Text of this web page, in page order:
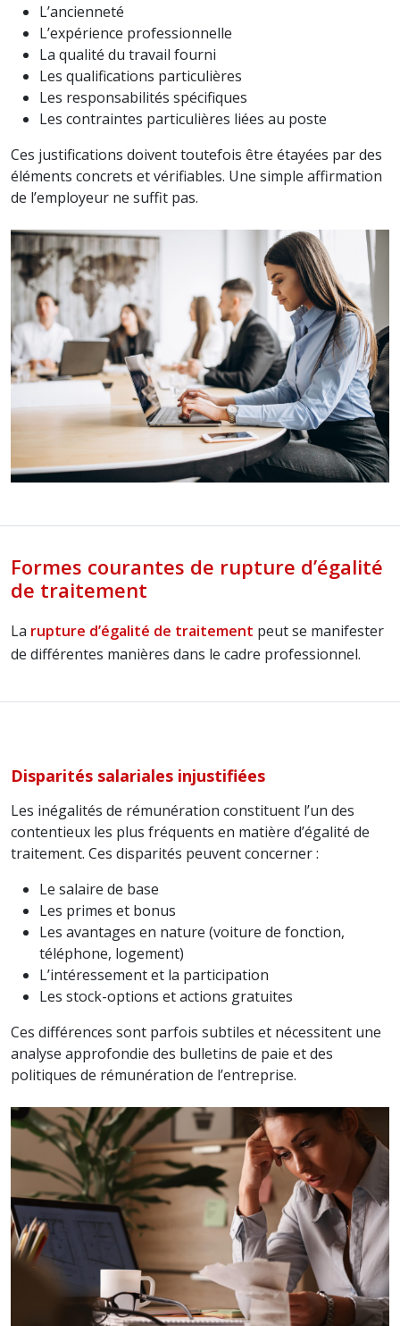
L’ancienneté
L’expérience professionnelle
La qualité du travail fourni
Les qualifications particulières
Les responsabilités spécifiques
Les contraintes particulières liées au poste
Ces justifications doivent toutefois être étayées par des
éléments concrets et vérifiables. Une simple affirmation
de l’employeur ne suffit pas.
Formes courantes de rupture d’égalité
de traitement
La rupture d’égalité de traitement peut se manifester
de différentes manières dans le cadre professionnel.
Disparités salariales injustifiées
Les inégalités de rémunération constituent l’un des
contentieux les plus fréquents en matière d’égalité de
traitement. Ces disparités peuvent concerner :
Le salaire de base
Les primes et bonus
Les avantages en nature (voiture de fonction,
téléphone, logement)
L’intéressement et la participation
Les stock-options et actions gratuites
Ces différences sont parfois subtiles et nécessitent une
analyse approfondie des bulletins de paie et des
politiques de rémunération de l’entreprise.